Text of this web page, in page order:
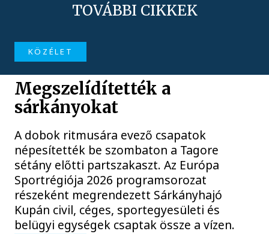
TOVÁBBI CIKKEK
KÖZÉLET
Megszelídítették a
sárkányokat
A dobok ritmusára evező csapatok
népesítették be szombaton a Tagore
sétány előtti partszakaszt. Az Európa
Sportrégiója 2026 programsorozat
részeként megrendezett Sárkányhajó
Kupán civil, céges, sportegyesületi és
belügyi egységek csaptak össze a vízen.